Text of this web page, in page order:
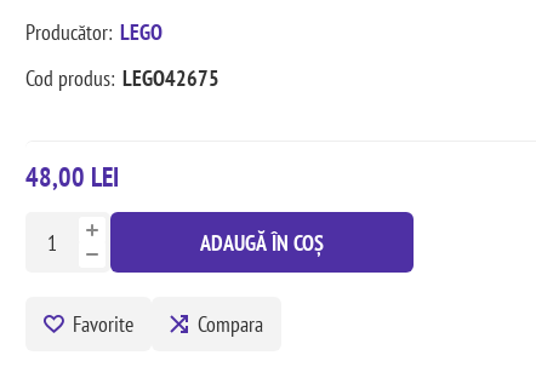
Producător: LEGO
Cod produs: LEGO42675
48,00 LEI
ADAUGĂ ÎN COȘ
Favorite Compara